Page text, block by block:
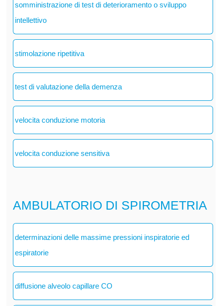
somministrazione di test di deterioramento o sviluppo
intellettivo
stimolazione ripetitiva
test di valutazione della demenza
velocita conduzione motoria
velocita conduzione sensitiva
AMBULATORIO DI SPIROMETRIA
determinazioni delle massime pressioni inspiratorie ed
espiratorie
diffusione alveolo capillare CO